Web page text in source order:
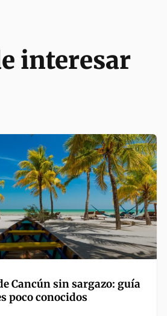
interesar
Cancún sin sargazo: guía
poco conocidos